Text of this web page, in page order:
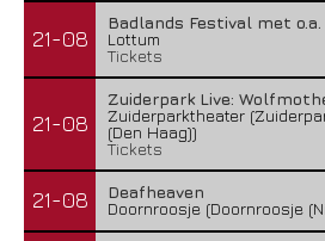
21-08
Badlands Festival met
Lottum
Tickets
21-08
Zuiderpark Live:
Zuiderparktheater
(Den Haag))
Tickets
21-08
Deafheaven
Doornroosje (Doornroosje